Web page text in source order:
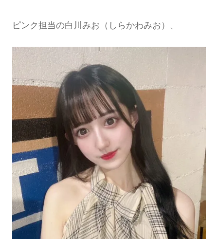
ピンク担当の白川みお（しらかわみお）、